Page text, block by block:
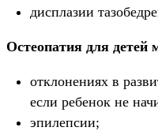
дисплазии
Остеопатия для детей
отклонениях в
если ребенок не
эпилепсии;